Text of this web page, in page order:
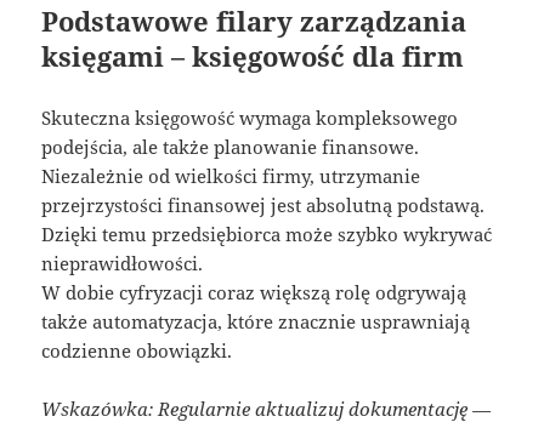
Podstawowe filary zarządzania
księgami – księgowość dla firm
Skuteczna księgowość wymaga kompleksowego
podejścia, ale także planowanie finansowe.
Niezależnie od wielkości firmy, utrzymanie
przejrzystości finansowej jest absolutną podstawą.
Dzięki temu przedsiębiorca może szybko wykrywać
nieprawidłowości.
W dobie cyfryzacji coraz większą rolę odgrywają
także automatyzacja, które znacznie usprawniają
codzienne obowiązki.
Wskazówka: Regularnie aktualizuj dokumentację —